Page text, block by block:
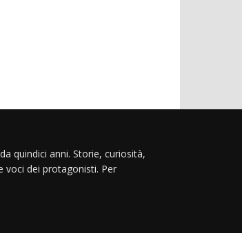
quindici anni. Storie, curiosità,
voci dei protagonisti. Per